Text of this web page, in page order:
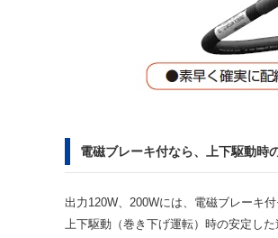
電磁ブレーキ付なら、上下駆動時
出力120W、200Wには、電磁ブレーキ
上下駆動（巻き下げ運転）時の安定し